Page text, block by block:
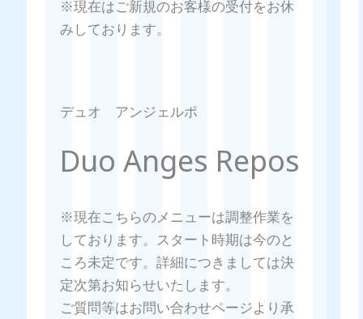
※現在はご新規のお客様の受付をお休
みしております。
デュオ アンジェルポ
Duo Anges Repos
※現在こちらのメニューは調整作業を
しております。スタート時期は今のと
ころ未定です。詳細につきましては決
定次第お知らせいたします。
ご質問等はお問い合わせページより承